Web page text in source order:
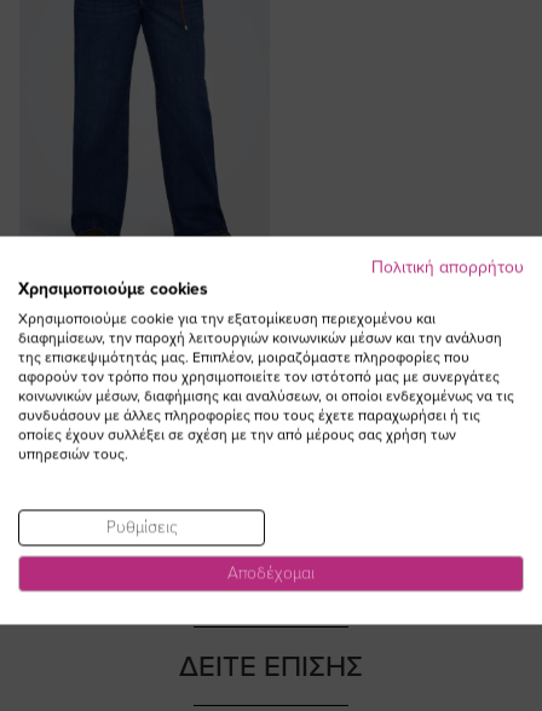
ΠΡΟΣΘΗΚΗ ΣΤΟ
ΚΑΛΑΘΙ
Τζιν παντελόνι baggy σε denim
blue χρώμα
50,00 €
ΔΕΙΤΕ ΕΠΙΣΗΣ
Πολιτική απορρήτου
Χρησιμοποιούμε cookies
Χρησιμοποιούμε cookie για την εξατομίκευση περιεχομένου και
διαφημίσεων, την παροχή λειτουργιών κοινωνικών μέσων και την ανάλυση
της επισκεψιμότητάς μας. Επιπλέον, μοιραζόμαστε πληροφορίες που
αφορούν τον τρόπο που χρησιμοποιείτε τον ιστότοπό μας με συνεργάτες
κοινωνικών μέσων, διαφήμισης και αναλύσεων, οι οποίοι ενδεχομένως να τις
συνδυάσουν με άλλες πληροφορίες που τους έχετε παραχωρήσει ή τις
οποίες έχουν συλλέξει σε σχέση με την από μέρους σας χρήση των
υπηρεσιών τους.
Ρυθμίσεις
Αποδέχομαι